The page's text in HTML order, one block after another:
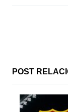
c
POST